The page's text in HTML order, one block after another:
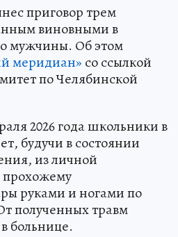
приговор трем
виновными в
мужчины. Об этом
меридиан» со ссылкой
по Челябинской
2026 года школьники в
будучи в состоянии
из личной
руками и ногами по
полученных травм
больнице.